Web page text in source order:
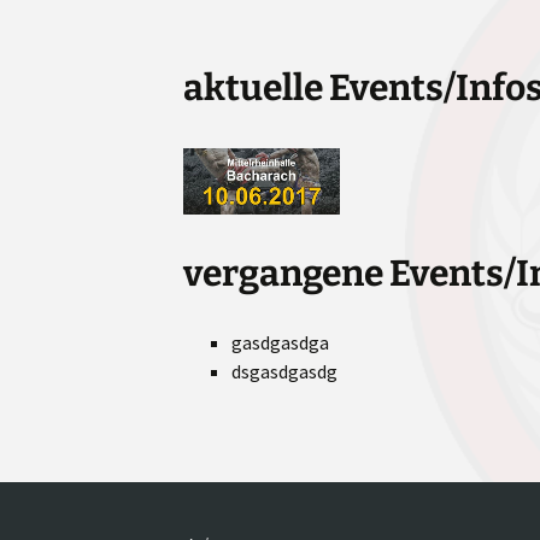
aktuelle Events/
vergangene Events/
gasdgasdga
dsgasdgasdg